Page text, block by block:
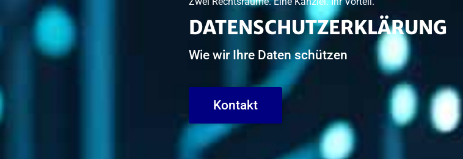
DATENSCHUTZERKLÄRUNG
Wie wir Ihre Daten schützen
Kontakt